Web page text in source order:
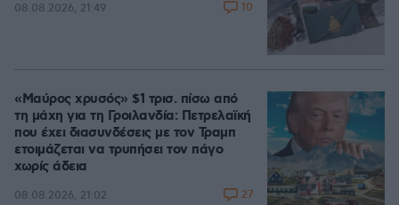
08.08.2026, 21:49 10
«Μαύρος χρυσός» $1 τρισ. πίσω από
τη μάχη για τη Γροιλανδία: Πετρελαϊκή
που έχει διασυνδέσεις με τον Τραμπ
ετοιμάζεται να τρυπήσει τον πάγο
χωρίς άδεια
08.08.2026, 21:02 27